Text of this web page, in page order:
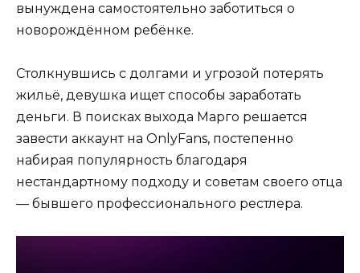
вынуждена самостоятельно заботиться о
новорождённом ребёнке.
Столкнувшись с долгами и угрозой потерять
жильё, девушка ищет способы заработать
деньги. В поисках выхода Марго решается
завести аккаунт на OnlyFans, постепенно
набирая популярность благодаря
нестандартному подходу и советам своего отца
— бывшего профессионального рестлера.